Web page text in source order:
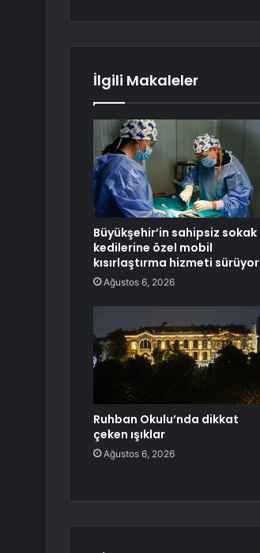
İlgili Makaleler
Büyükşehir’in sahipsiz sokak
kedilerine özel mobil
kısırlaştırma hizmeti sürüyor
Ağustos 6, 2026
Ruhban Okulu’nda dikkat
çeken ışıklar
Ağustos 6, 2026